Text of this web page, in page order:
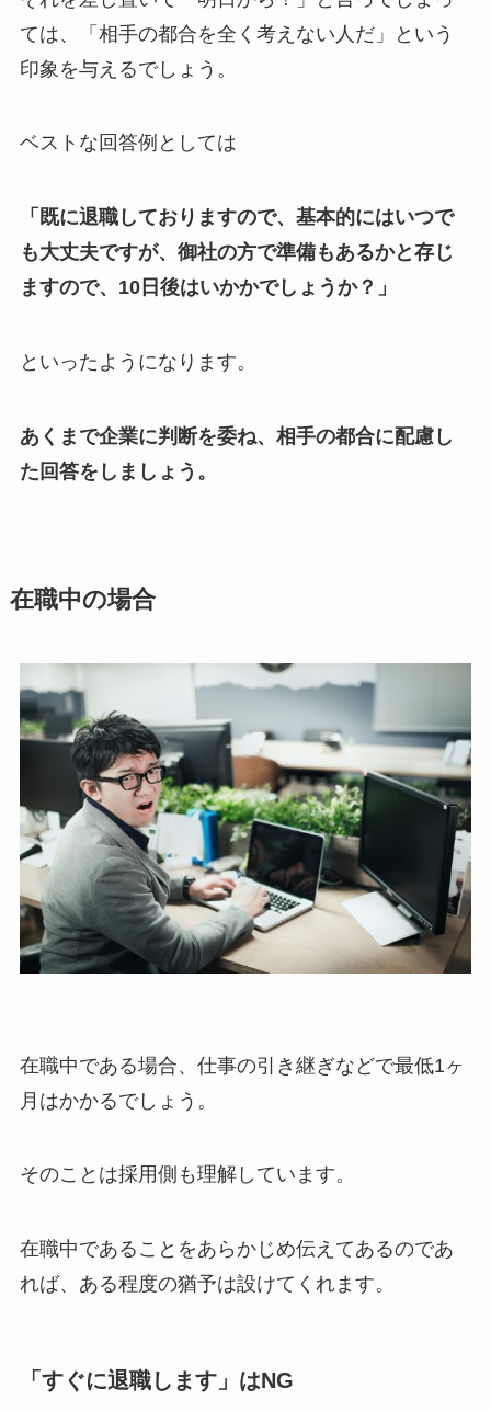
ては、「相手の都合を全く考えない人だ」という
印象を与えるでしょう。
ベストな回答例としては
「既に退職しておりますので、基本的にはいつで
も大丈夫ですが、御社の方で準備もあるかと存じ
ますので、10日後はいかかでしょうか？」
といったようになります。
あくまで企業に判断を委ね、相手の都合に配慮し
た回答をしましょう。
在職中の場合
在職中である場合、仕事の引き継ぎなどで最低1ヶ
月はかかるでしょう。
そのことは採用側も理解しています。
在職中であることをあらかじめ伝えてあるのであ
れば、ある程度の猶予は設けてくれます。
「すぐに退職します」はNG